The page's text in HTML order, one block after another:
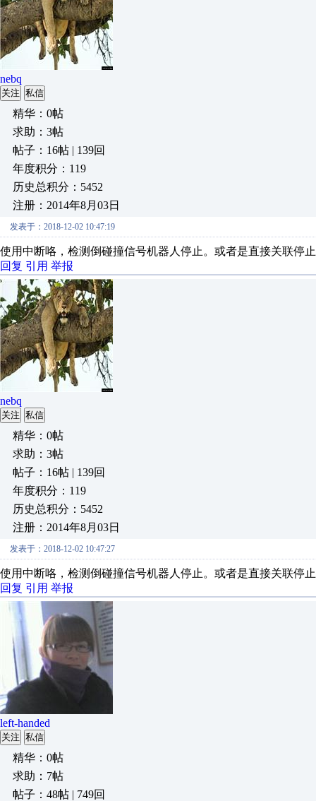
nebq
关注 私信
精华：0帖
求助：3帖
帖子：16帖 | 139回
年度积分：119
历史总积分：5452
注册：2014年8月03日
发表于：2018-12-02 10:47:19
使用中断咯，检测倒碰撞信号机器人停止。或者是直接关联停
回复 引用 举报
nebq
关注 私信
精华：0帖
求助：3帖
帖子：16帖 | 139回
年度积分：119
历史总积分：5452
注册：2014年8月03日
发表于：2018-12-02 10:47:27
使用中断咯，检测倒碰撞信号机器人停止。或者是直接关联停
回复 引用 举报
left-handed
关注 私信
精华：0帖
求助：7帖
帖子：48帖 | 749回